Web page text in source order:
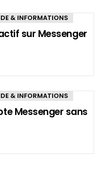
& INFORMATIONS
sur Messenger
& INFORMATIONS
Messenger sans